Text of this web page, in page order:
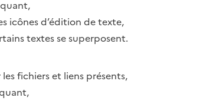
icônes d’édition de texte,
textes se superposent.
fichiers et liens présents,